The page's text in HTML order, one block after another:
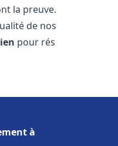
la preuve.
de nos
pour rés
à